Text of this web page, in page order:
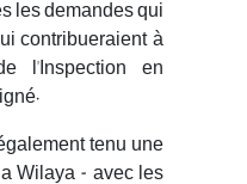
les demandes qui
contribueraient à
l'Inspection en
tenu une
Wilaya - avec les